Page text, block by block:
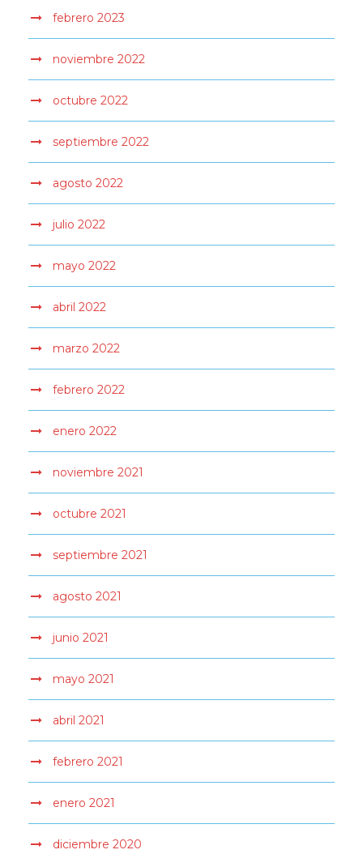
febrero 2023
noviembre 2022
octubre 2022
septiembre 2022
agosto 2022
julio 2022
mayo 2022
abril 2022
marzo 2022
febrero 2022
enero 2022
noviembre 2021
octubre 2021
septiembre 2021
agosto 2021
junio 2021
mayo 2021
abril 2021
febrero 2021
enero 2021
diciembre 2020